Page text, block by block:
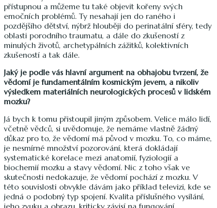
přístupnou a můžeme tu také objevit kořeny svých
emočních problémů. Ty nesahají jen do raného i
pozdějšího dětství, nýbrž hlouběji do perinatální sféry, tedy
oblasti porodního traumatu, a dále do zkušeností z
minulých životů, archetypálních zážitků, kolektivních
zkušeností a tak dále.
Jaký je podle vás hlavní argument na obhajobu tvrzení, že
vědomí je fundamentálním kosmickým jevem, a nikoliv
výsledkem materiálních neurologických procesů v lidském
mozku?
Já bych k tomu přistoupil jiným způsobem. Velice málo lidí,
včetně vědců, si uvědomuje, že nemáme vlastně žádný
důkaz pro to, že vědomí má původ v mozku. To, co máme,
je nesmírné množství pozorování, která dokládají
systematické korelace mezi anatomií, fyziologií a
biochemií mozku a stavy vědomí. Nic z toho však ve
skutečnosti nedokazuje, že vědomí pochází z mozku. V
této souvislosti obvykle dávám jako příklad televizi, kde se
jedná o podobný typ spojení. Kvalita příslušného vysílání,
jeho zvuku a obrazu, kriticky závisí na fungování